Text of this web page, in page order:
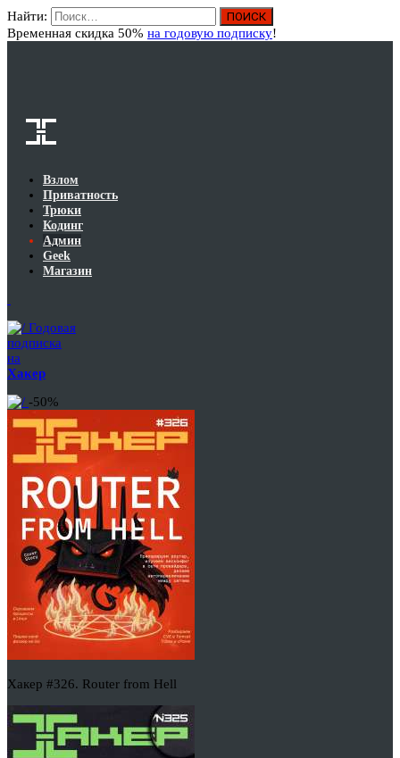
Найти:
Временная скидка 50% на годовую подписку!
Взлом
Приватность
Трюки
Кодинг
Админ
Geek
Магазин
Годовая
подписка
на
Хакер
-50%
Хакер #326. Router from Hell